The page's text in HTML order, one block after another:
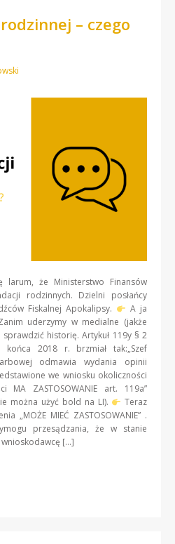
– czego
larum, że Ministerstwo Finansów
rodzinnych. Dzielni posłańcy
Fiskalnej Apokalipsy.
A ja
uderzymy w medialne (jakże
historię. Artykuł 119y § 2
2018 r. brzmiał tak:„Szef
odmawia wydania opinii
we wniosku okoliczności
MA ZASTOSOWANIE art. 119a”
można użyć bold na LI).
Teraz
„MOŻE MIEĆ ZASTOSOWANIE” .
przesądzania, że w stanie
[…]